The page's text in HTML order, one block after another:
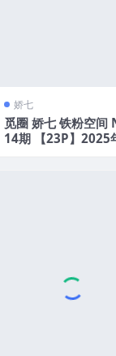
娇七
觅圈 娇七 铁粉空间
14期 【23P】2025